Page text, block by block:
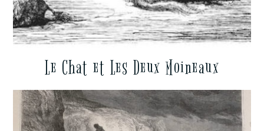
Le Chat et Les Deux Moineaux